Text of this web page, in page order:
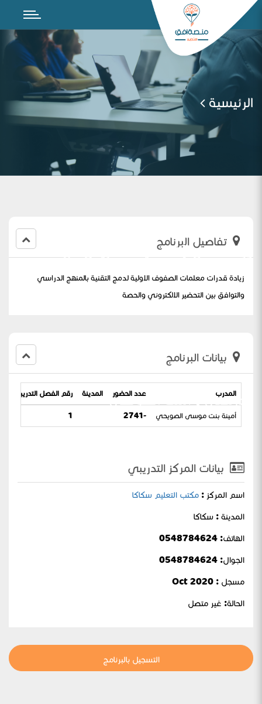
الرئيسية
ورشة عمل ( التخطيط للتدريس عبر منصة
مدرستي ) أمينة الضويحي
تفاصيل البرنامج
زيادة قدرات معلمات الصفوف الاولية لدمج التقنية بالمنهج الدراسي
والتوافق بين التحضير الالكتروني والحصة
بيانات البرنامج
المدرب عدد الحضور المدينة رقم الفصل التدريبي
أمينة بنت موسى الصويحي -2741
1
بيانات المركز التدريبي
اسم المركز : مكتب التعليم سكاكا
المدينة : سكاكا
الهاتف: 0548784624
الجوال:
مسجل : Oct 2020
الحالة: غير متصل
التسجيل بالبرنامج